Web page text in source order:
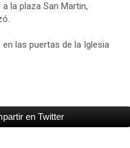
la plaza San Martin,
las puertas de la Iglesia
en Twitter